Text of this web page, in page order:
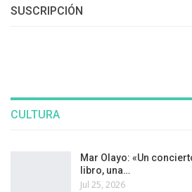
SUSCRIPCIÓN
CULTURA
Mar Olayo: «Un
libro, una…
Jul 25, 2026